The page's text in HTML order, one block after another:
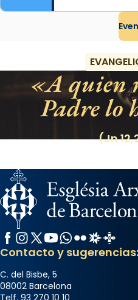
A quien
Padre lo
(Jn
Facebook
Instagram
X / Twitter
YouTube
WhatsApp
FlickrRadio Estel
Contacto y sugerencias:
C. del Bisbe, 5
08002 Barcelona